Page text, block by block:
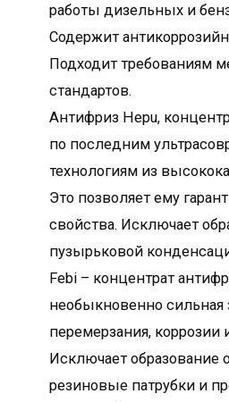
работы дизельных и
Содержит
Подходит требованиям
стандартов.
Антифриз Hepu,
по последним
технологиям из
Это позволяет ему
свойства. Исключает
пузырьковой
Febi – концентрат
необыкновенно
перемерзания, коррозии
Исключает образование
резиновые патрубки и